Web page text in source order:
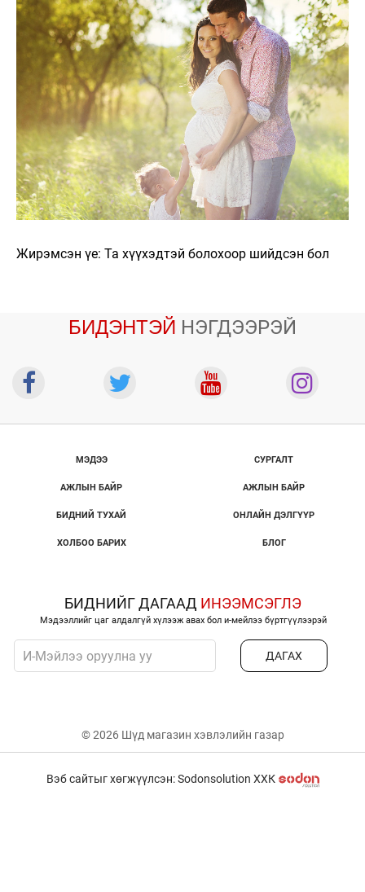
Жирэмсэн үе: Та хүүхэдтэй болохоор шийдсэн бол
БИДЭНТЭЙ НЭГДЭЭРЭЙ
МЭДЭЭ
АЖЛЫН БАЙР
БИДНИЙ ТУХАЙ
ХОЛБОО БАРИХ
СУРГАЛТ
АЖЛЫН БАЙР
ОНЛАЙН ДЭЛГҮҮР
БЛОГ
БИДНИЙГ ДАГААД ИНЭЭМСЭГЛЭ
Мэдээллийг цаг алдалгүй хүлээж авах бол и-мейлээ бүртгүүлээрэй
ДАГАХ
© 2026 Шүд магазин хэвлэлийн газар
Вэб сайтыг хөгжүүлсэн: Sodonsolution ХХК